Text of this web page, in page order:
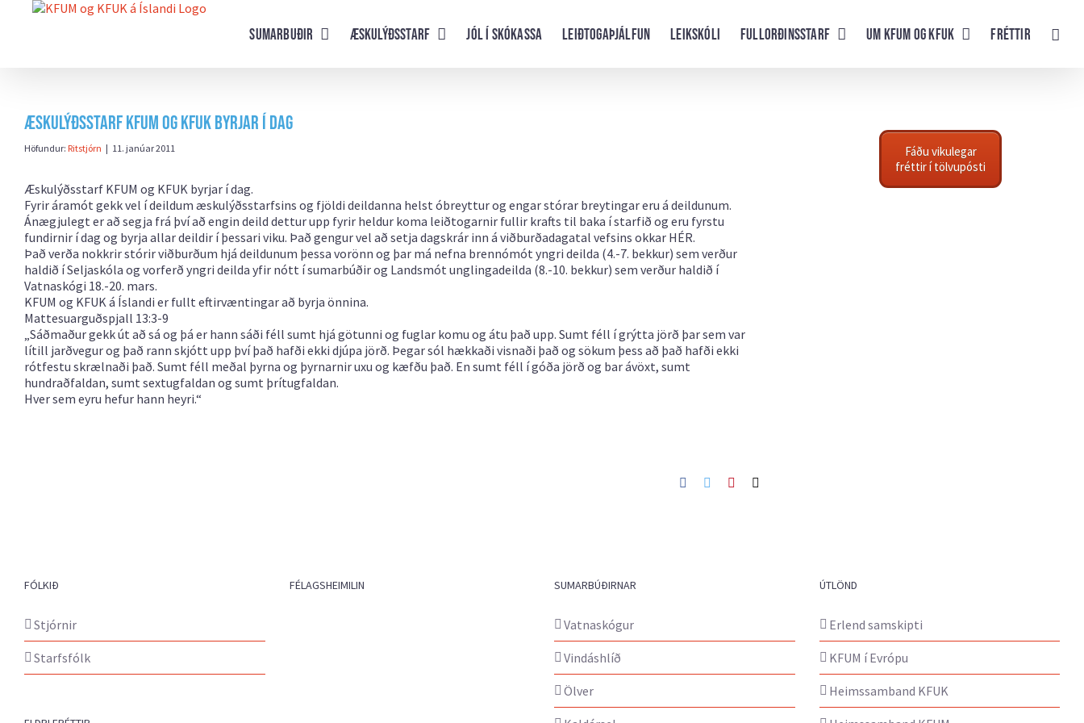
Sumarbuðir Æskulýðsstarf Jól í skókassa Leiðtogaþjálfun Leikskóli Fullorðinsstarf UM KFUM og KFUK Fréttir
Æskulýðsstarf KFUM og KFUK byrjar í dag
Höfundur: Ritstjórn | 11. janúar 2011
Æskulýðsstarf KFUM og KFUK byrjar í dag.
Fyrir áramót gekk vel í deildum æskulýðsstarfsins og fjöldi deildanna helst óbreyttur og engar stórar breytingar eru á deildunum.
Ánægjulegt er að segja frá því að engin deild dettur upp fyrir heldur koma leiðtogarnir fullir krafts til baka í starfið og eru fyrstu
fundirnir í dag og byrja allar deildir í þessari viku. Það gengur vel að setja dagskrár inn á viðburðadagatal vefsins okkar HÉR.
Það verða nokkrir stórir viðburðum hjá deildunum þessa vorönn og þar má nefna brennómót yngri deilda (4.-7. bekkur) sem verður
haldið í Seljaskóla og vorferð yngri deilda yfir nótt í sumarbúðir og Landsmót unglingadeilda (8.-10. bekkur) sem verður haldið í
Vatnaskógi 18.-20. mars.
KFUM og KFUK á Íslandi er fullt eftirvæntingar að byrja önnina.
Mattesuarguðspjall 13:3-9
„Sáðmaður gekk út að sá og þá er hann sáði féll sumt hjá götunni og fuglar komu og átu það upp. Sumt féll í grýtta jörð þar sem var
lítill jarðvegur og það rann skjótt upp því það hafði ekki djúpa jörð. Þegar sól hækkaði visnaði það og sökum þess að það hafði ekki
rótfestu skrælnaði það. Sumt féll meðal þyrna og þyrnarnir uxu og kæfðu það. En sumt féll í góða jörð og bar ávöxt, sumt
hundraðfaldan, sumt sextugfaldan og sumt þrítugfaldan.
Hver sem eyru hefur hann heyri.“
Facebook
TwitterPinterest
Fáðu vikulegar
fréttir í tölvupósti
FÓLKIÐ
Stjórnir
Starfsfólk
FÉLAGSHEIMILIN SUMARBÚÐIRNAR
Vatnaskógur
Vindáshlíð
Ölver
ÚTLÖND
Erlend samskipti
KFUM í Evrópu
Heimssamband KFUK